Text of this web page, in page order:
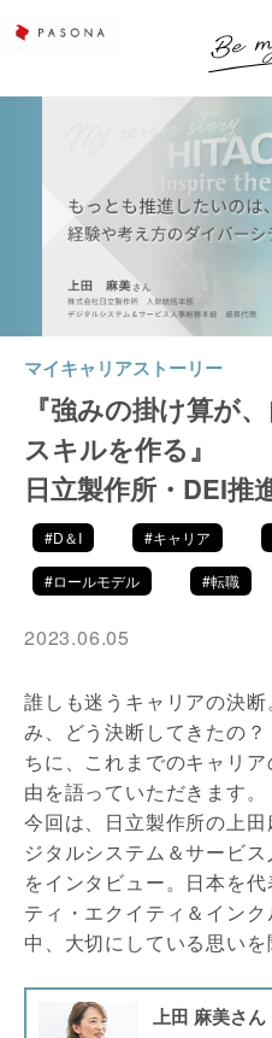
マイキャリアストーリー
『強みの掛け算が
スキルを作る』
日立製作所・DEI
#D＆I #キャリア
#ロールモデル #転職
2023.06.05
誰しも迷うキャリアの決
み、どう決断してきたの
ちに、これまでのキャリ
由を語っていただきます。
今回は、日立製作所の上
ジタルシステム＆サービ
をインタビュー。日本を
ティ・エクイティ＆イン
中、大切にしている思いを
上田 麻美さん